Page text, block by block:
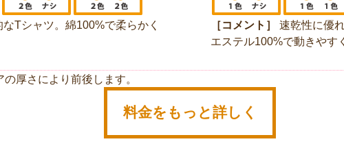
Tシャツ。綿100%で柔らかく
［コメント］
速乾性に優
エステル100%で動きやす
厚さにより前後します。
料金をもっと詳しく